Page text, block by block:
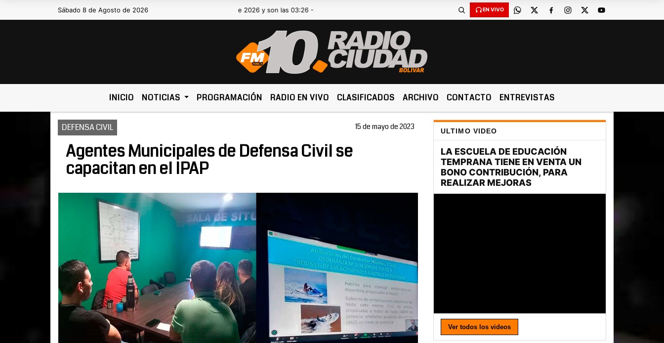
Sábado 8 de Agosto de 2026Hoy es Sábado 8 de Agosto de 2026 y son las 03:26 - EN VIVO
INICIO NOTICIAS PROGRAMACIÓN RADIO EN VIVO CLASIFICADOS ARCHIVO CONTACTO ENTREVISTAS
DEFENSA CIVIL 15 de mayo de 2023
Agentes Municipales de Defensa Civil se
capacitan en el IPAP
ULTIMO VIDEO
Ver todos los videos